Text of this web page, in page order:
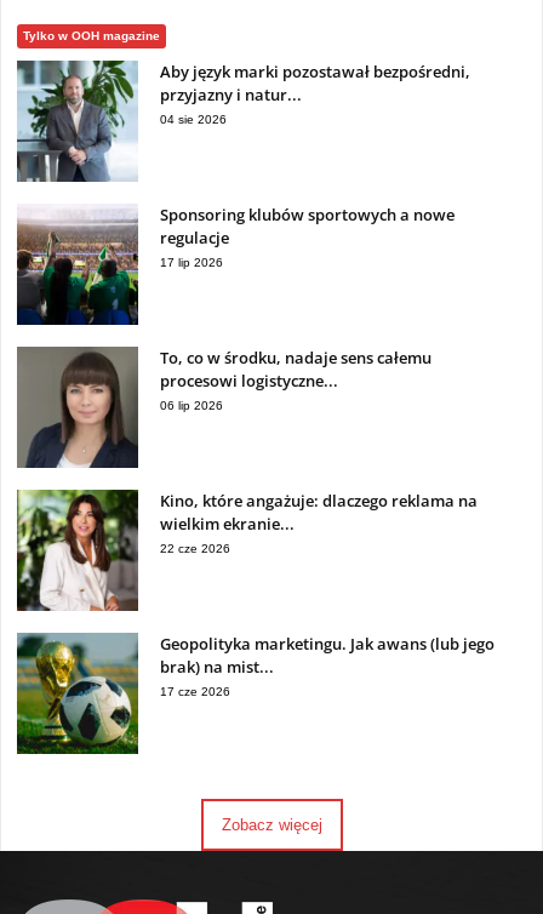
Tylko w OOH magazine
Aby język marki pozostawał bezpośredni,
przyjazny i natur...
04 sie 2026
Sponsoring klubów sportowych a nowe
regulacje
17 lip 2026
To, co w środku, nadaje sens całemu
procesowi logistyczne...
06 lip 2026
Kino, które angażuje: dlaczego reklama na
wielkim ekranie...
22 cze 2026
Geopolityka marketingu. Jak awans (lub jego
brak) na mist...
17 cze 2026
Zobacz więcej